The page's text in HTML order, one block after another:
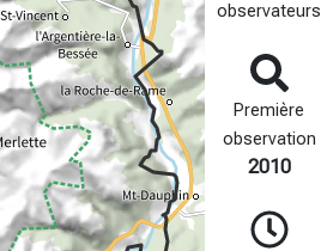
observateurs
Première
observation
2010